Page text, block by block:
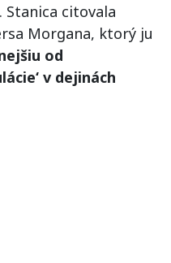
citovala
Morgana, ktorý ju
od
v dejinách